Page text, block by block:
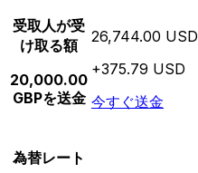
受取人が受
け取る額
20,000.00
GBPを送金
26,744.00 USD
+375.79 USD
今すぐ送金
為替レート